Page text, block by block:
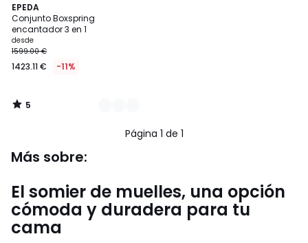
EPEDA
Conjunto Boxspring
encantador 3 en 1
desde
1599.00 €
1423.11 € -11%
5
/
5
2
Colores
5
/
Página 1 de 1
Más sobre:
El somier de muelles, una opción
cómoda y duradera para tu
cama